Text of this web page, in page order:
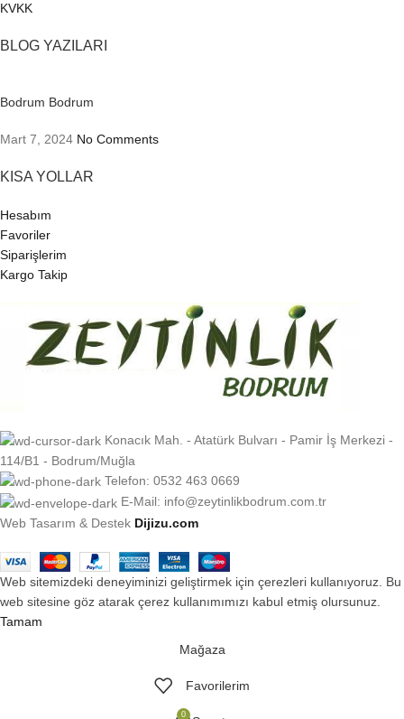
KVKK
BLOG YAZILARI
Bodrum Bodrum
Mart 7, 2024 No Comments
KISA YOLLAR
Hesabım
Favoriler
Siparişlerim
Kargo Takip
Konacık Mah. - Atatürk Bulvarı - Pamir İş Merkezi -
114/B1 - Bodrum/Muğla
Telefon: 0532 463 0669
E-Mail: info@zeytinlikbodrum.com.tr
Web Tasarım & Destek Dijizu.com
Web sitemizdeki deneyiminizi geliştirmek için çerezleri kullanıyoruz. Bu
web sitesine göz atarak çerez kullanımımızı kabul etmiş olursunuz.
Tamam
Mağaza
Favorilerim
0